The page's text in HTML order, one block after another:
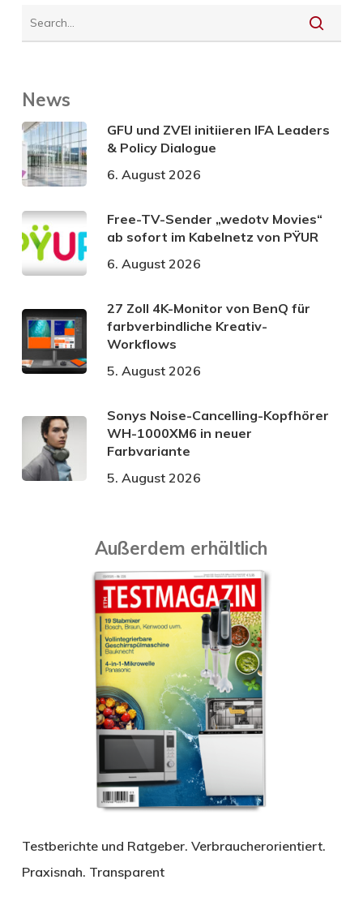
News
GFU und ZVEI initiieren IFA Leaders
& Policy Dialogue
6. August 2026
Free-TV-Sender „wedotv Movies“
ab sofort im Kabelnetz von PŸUR
6. August 2026
27 Zoll 4K-Monitor von BenQ für
farbverbindliche Kreativ-
Workflows
5. August 2026
Sonys Noise-Cancelling-Kopfhörer
WH-1000XM6 in neuer
Farbvariante
5. August 2026
Außerdem erhältlich
Testberichte und Ratgeber. Verbraucherorientiert.
Praxisnah. Transparent